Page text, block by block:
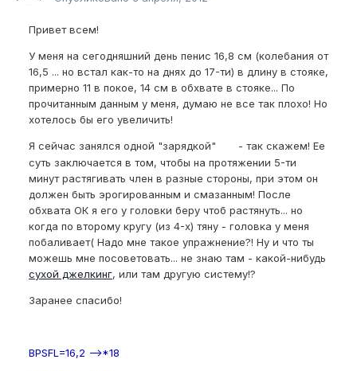
Привет всем!
У меня на сегодняшний день пенис 16,8 см (колебания от
16,5 ... но встал как-то на днях до 17-ти) в длину в стояке,
примерно 11 в покое, 14 см в обхвате в стояке... По
прочитанным данным у меня, думаю не все так плохо! Но
хотелось бы его увеличить!
Я сейчас занялся одной "зарядкой"
- так скажем! Ее
суть заключается в том, чтобы на протяжении 5-ти
минут растягивать член в разные стороны, при этом он
должен быть эрогированным и смазанным! После
обхвата ОК я его у головки беру чтоб растянуть... но
когда по второму кругу (из 4-х) тяну - головка у меня
побаливает( Надо мне такое упражнение?! Ну и что ты
можешь мне посоветовать... не знаю там - какой-нибудь
сухой джелкинг, или там другую систему!?
Заранее спасибо!
BPSFL=16,2 -->*18